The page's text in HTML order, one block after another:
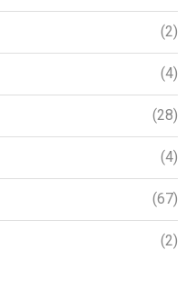
(2)
(4)
(28)
(4)
(67)
(2)